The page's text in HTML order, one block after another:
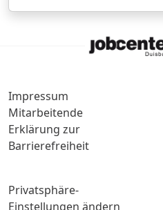
Impressum
Mitarbeitende
Erklärung zur
Barrierefreiheit
Privatsphäre-
Einstellungen ändern